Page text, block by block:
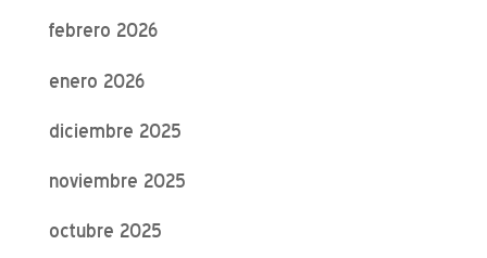
febrero 2026
enero 2026
diciembre 2025
noviembre 2025
octubre 2025